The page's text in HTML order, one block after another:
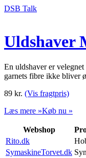
DSB Talk
Uldshaver
En uldshaver er
garnets fibre ikke bliver
89 kr. (Vis fragtpris)
Læs mere »Køb nu »
Webshop
Rito.dk
SymaskineTorvet.dk